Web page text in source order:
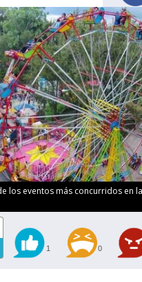
los eventos más concurridos en
1 0